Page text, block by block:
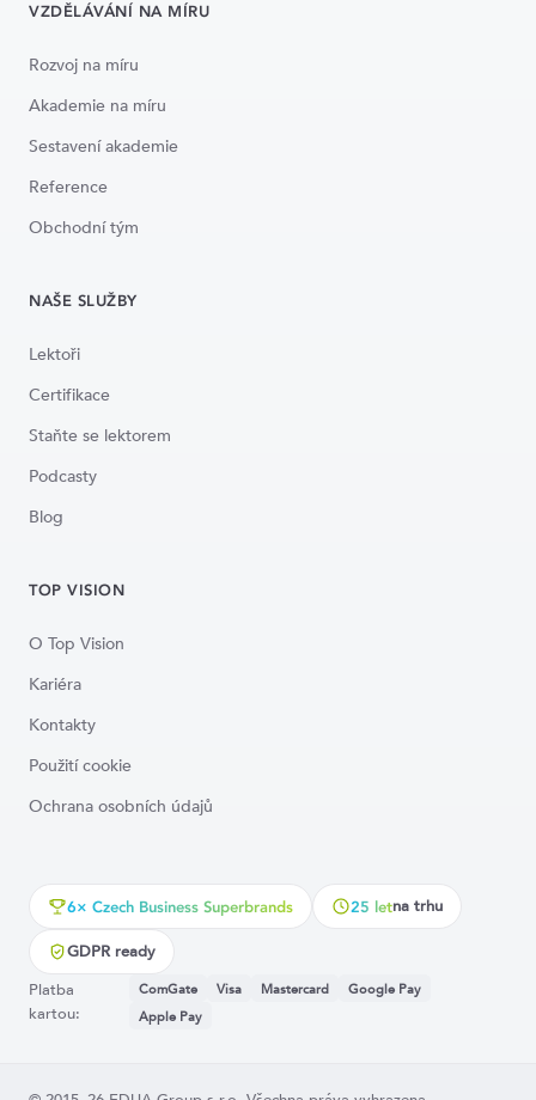
VZDĚLÁVÁNÍ NA MÍRU
Rozvoj na míru
Akademie na míru
Sestavení akademie
Reference
Obchodní tým
NAŠE SLUŽBY
Lektoři
Certifikace
Staňte se lektorem
Podcasty
Blog
TOP VISION
O Top Vision
Kariéra
Kontakty
Použití cookie
Ochrana osobních údajů
6× Czech Business Superbrands 25 letna trhu
GDPR ready
Platba
kartou:
ComGate Visa Mastercard
Google Pay
Apple Pay